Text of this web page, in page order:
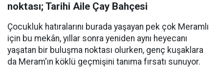
noktası; Tarihi Aile Çay Bahçesi
Çocukluk hatıralarını burada yaşayan pek çok Meramlı
için bu mekân, yıllar sonra yeniden aynı heyecanı
yaşatan bir buluşma noktası olurken, genç kuşaklara
da Meram'ın köklü geçmişini tanıma fırsatı sunuyor.